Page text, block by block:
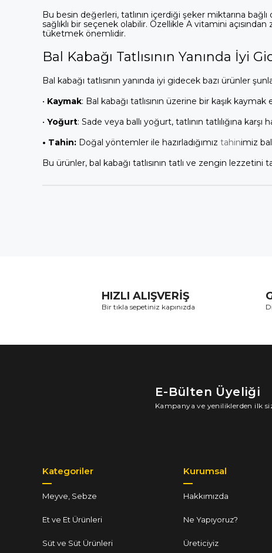
Bu besin değerleri, tatlının içerdiği şeker miktarına
sağlıklı bir seçenek olabilir. Özellikle A vitamini
tüketmek önemlidir.
Bal Kabağı Tatlısının Yanında İyi
Bal kabağı tatlısının yanında iyi gidecek bazı ürünler
• Kaymak: Bal kabağı tatlısının üzerine bir kaşık
• Yoğurt: Sade veya ballı yoğurt, tatlının tatlılığına
• Tahin: Doğal yöntemler ile hazırladığımız tahinimiz
Bu ürünler, bal kabağı tatlısının tatlı ve zengin lezzetini
HIZLI ALIŞVERİŞ
Bir tıkla sepetiniz kapınızda
E-Bülten Üyeliği
Kampanya ve yeniliklerden ilk
Kategoriler
Meyve, Sebze
Et ve Et Ürünleri
Süt ve Süt Ürünleri
Kurumsal
Hakkımızda
Ne Yapıyoruz?
Üreticiyiz